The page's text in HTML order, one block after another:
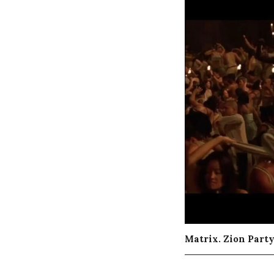
Matrix. Zion Party